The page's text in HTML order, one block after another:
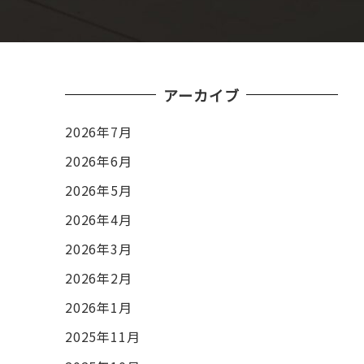
アーカイブ
2026年7月
2026年6月
2026年5月
2026年4月
2026年3月
2026年2月
2026年1月
2025年11月